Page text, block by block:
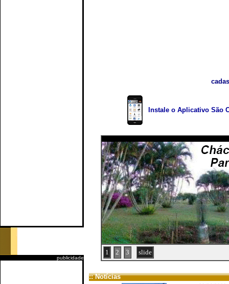
publicidade
Instale o Aplicativo São
1 2 3 slide
:: Notícias